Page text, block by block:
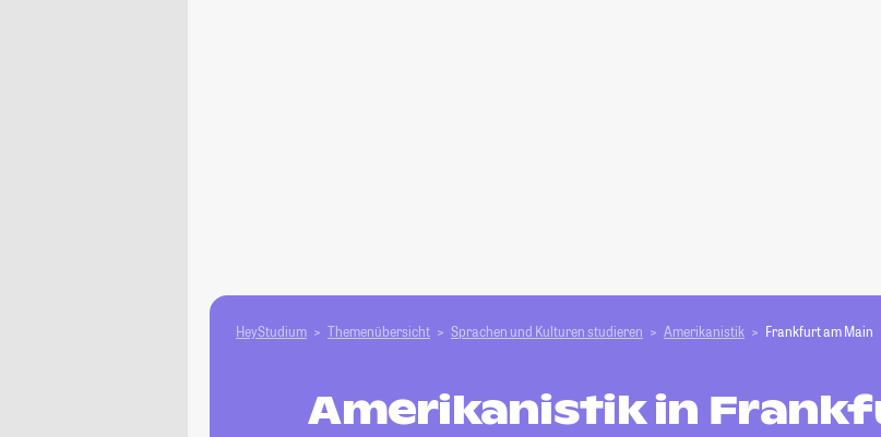
HeyStudium Themenübersicht Sprachen und Kulturen studieren Amerikanistik Frankfurt am Main
Amerikanistik in